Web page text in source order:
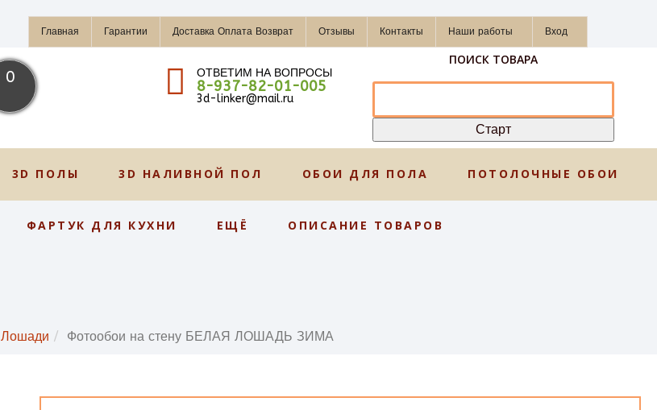
Главная Гарантии Доставка Оплата Возврат Отзывы Контакты Наши работы Вход
0 ОТВЕТИМ НА ВОПРОСЫ
8-937-82-01-005
3d-linker@mail.ru
ПОИСК ТОВАРА
3D ПОЛЫ 3D НАЛИВНОЙ ПОЛ ОБОИ ДЛЯ ПОЛА ПОТОЛОЧНЫЕ ОБОИ
ФАРТУК ДЛЯ КУХНИ ЕЩЁ ОПИСАНИЕ ТОВАРОВ
Лошади Фотообои на стену БЕЛАЯ ЛОШАДЬ ЗИМА